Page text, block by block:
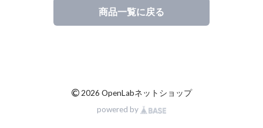
商品一覧に戻る
© 2026 OpenLabネットショップ
powered by